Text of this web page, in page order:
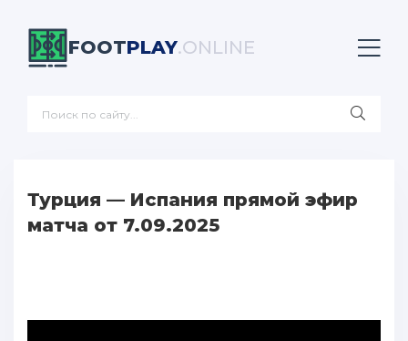
FOOTPLAY.ONLINE
Турция — Испания прямой эфир
матча от 7.09.2025